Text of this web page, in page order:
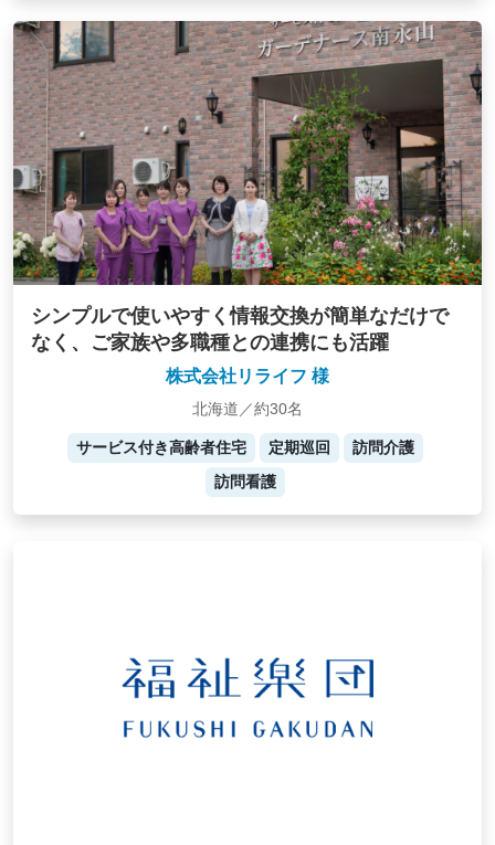
シンプルで使いやすく情報交換が簡単なだけで
なく、ご家族や多職種との連携にも活躍
株式会社リライフ 様
北海道／約30名
サービス付き高齢者住宅 定期巡回
訪問介護
訪問看護